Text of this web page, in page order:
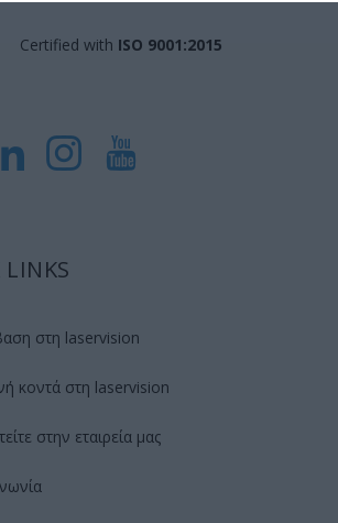
Certified with ISO 9001:2015
LINKS
στη laservision
κοντά στη laservision
στην εταιρεία μας